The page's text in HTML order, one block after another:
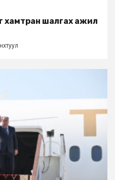
хамтран шалгах ажил